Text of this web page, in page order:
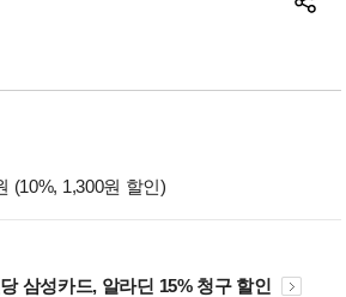
(10%, 1,300원 할인)
삼성카드, 알라딘 15% 청구 할인